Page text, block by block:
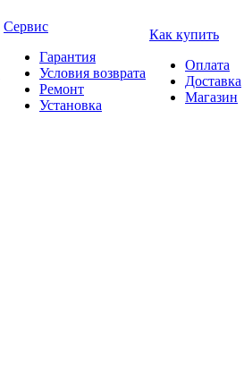
Сервис
Гарантия
Условия возврата
Ремонт
Установка
Как купить
Оплата
Доставка
Магазин